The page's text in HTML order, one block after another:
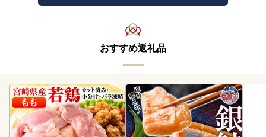
おすすめ返礼品